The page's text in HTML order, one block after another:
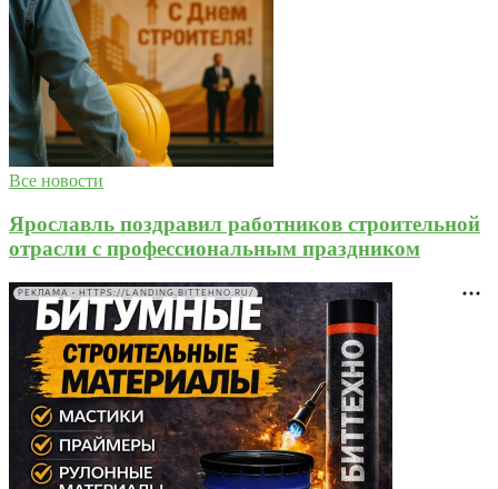
Все новости
Ярославль поздравил работников строительной
отрасли с профессиональным праздником
РЕКЛАМА • HTTPS://LANDING.BITTEHNO.RU/